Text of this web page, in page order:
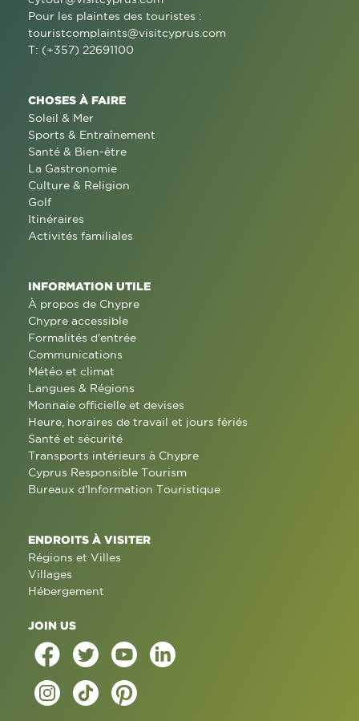
Pour les plaintes des touristes :
touristcomplaints@visitcyprus.com
T: (+357) 22691100
CHOSES À FAIRE
Soleil & Mer
Sports & Entraînement
Santé & Bien-être
La Gastronomie
Culture & Religion
Golf
Itinéraires
Activités familiales
INFORMATION UTILE
À propos de Chypre
Chypre accessible
Formalités d'entrée
Communications
Météo et climat
Langues & Régions
Monnaie officielle et devises
Heure, horaires de travail et jours fériés
Santé et sécurité
Transports intérieurs à Chypre
Cyprus Responsible Tourism
Bureaux d'Information Touristique
ENDROITS À VISITER
Régions et Villes
Villages
Hébergement
JOIN US